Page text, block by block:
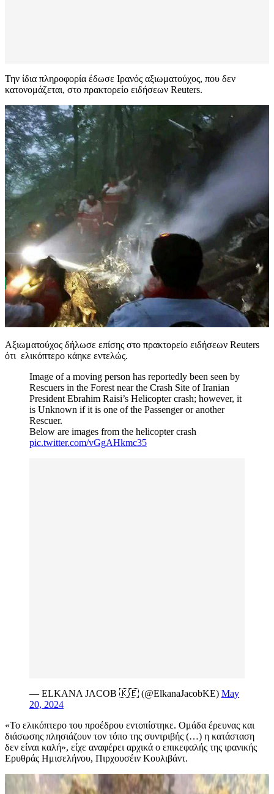
Την ίδια πληροφορία έδωσε Ιρανός αξιωματούχος, που δεν
κατονομάζεται, στο πρακτορείο ειδήσεων Reuters.
Αξιωματούχος δήλωσε επίσης στο πρακτορείο ειδήσεων Reuters
ότι ελικόπτερο κάηκε εντελώς.
Image of a moving person has reportedly been seen by
Rescuers in the Forest near the Crash Site of Iranian
President Ebrahim Raisi’s Helicopter crash; however, it
is Unknown if it is one of the Passenger or another
Rescuer.
Below are images from the helicopter crash
pic.twitter.com/vGgAHkmc35
— ELKANA JACOB 🇰🇪 (@ElkanaJacobKE) May
20, 2024
«Το ελικόπτερο του προέδρου εντοπίστηκε. Ομάδα έρευνας και
διάσωσης πλησιάζουν τον τόπο της συντριβής (…) η κατάσταση
δεν είναι καλή», είχε αναφέρει αρχικά ο επικεφαλής της ιρανικής
Ερυθράς Ημισελήνου, Πιρχουσέιν Κουλιβάντ.